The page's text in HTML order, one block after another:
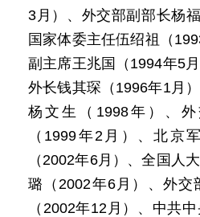
3月）、外交部副部长杨
国家体委主任伍绍祖（
副主席王兆国（1994年5
外长钱其琛（1996年1月
杨文生（1998年）、
（1999年2月）、北京
（2002年6月）、全国人
璐（2002年6月）、外交
（2002年12月）、中共